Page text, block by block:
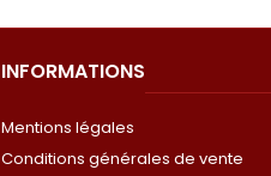
INFORMATIONS
Mentions légales
Conditions générales de vente